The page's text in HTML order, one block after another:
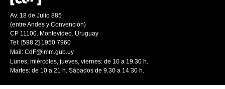
Av. 18 de Julio 885
(entre Andes y Convención)
CP 11100. Montevideo. Uruguay
Tel: [598 2] 1950 7960
Mail: CdF@imm.gub.uy
Lunes, miércoles, jueves, viernes: de 10 a 19.30 h.
Martes: de 10 a 21 h. Sábados de 9.30 a 14.30 h.